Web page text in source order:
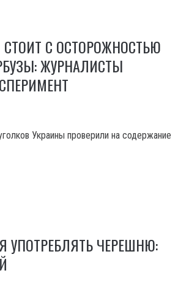
С ОСТОРОЖНОСТЬЮ
ЖУРНАЛИСТЫ
Украины проверили на содержание
УПОТРЕБЛЯТЬ ЧЕРЕШНЮ: